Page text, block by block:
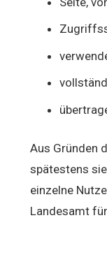
Aus Gründen
spätestens
einzelne
Landesamt